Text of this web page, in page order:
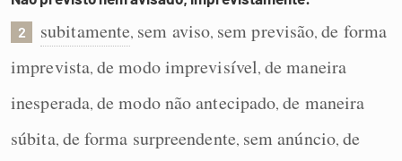
2 subitamente, sem aviso, sem previsão,de forma
imprevista, de modo imprevisível, de maneira
inesperada, de modo não antecipado,de maneira
súbita, de forma surpreendente, sem anúncio, de